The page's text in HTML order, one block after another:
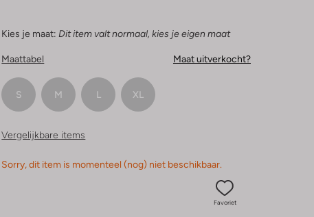
Kies je maat: Dit item valt normaal, kies je eigen maat
Maattabel Maat uitverkocht?
S M L XL
Vergelijkbare items
Sorry, dit item is momenteel (nog) niet beschikbaar.
Favoriet